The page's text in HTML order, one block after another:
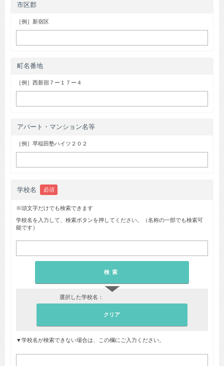
市区郡
［例］新宿区
町名番地
［例］西新宿７ー１７ー４
アパート・マンション名等
［例］早稲田塾ハイツ２０２
学校名 必須
※頭文字だけでも検索できます
学校名を入力して、検索ボタンを押してください。（名称の一部でも検索可
能です）
選択した学校名：
▼学校名が検索できない場合は、この欄にご入力ください。